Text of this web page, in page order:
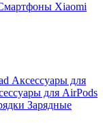
Xiaomi
Аксессуары для
для AirPods
Зарядные